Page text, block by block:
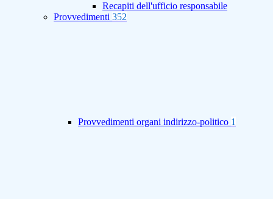
Recapiti dell'ufficio responsabile
Provvedimenti 352
Provvedimenti organi indirizzo-politico 1